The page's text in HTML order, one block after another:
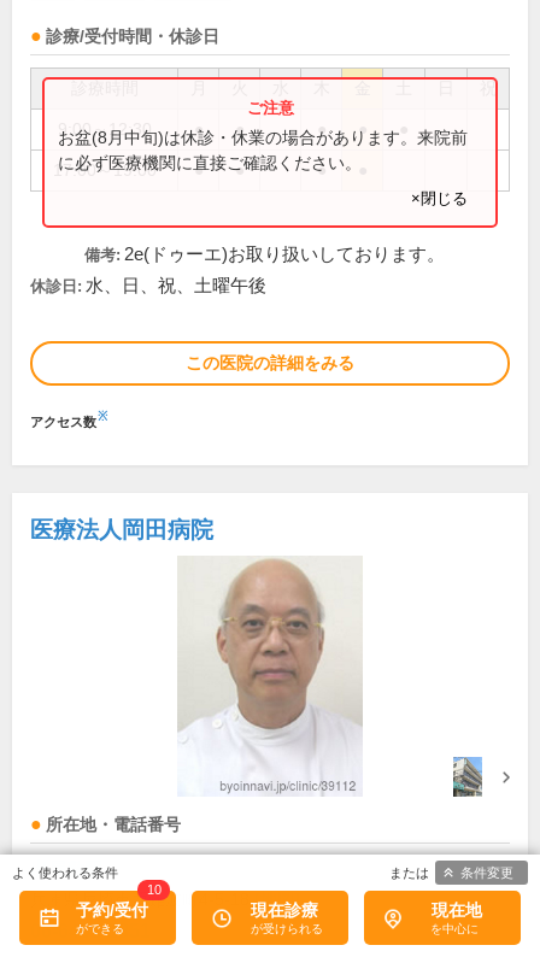
診療/受付時間・休診日
祝
9:00～12:30 ● ● ● ●
17:00～19:00 ● ● ●
お盆(8月中旬)は休診・休業の場合があります。来院前
に必ず医療機関に直接ご確認ください。
×閉じる
備考: 2e(ドゥーエ)お取り扱いしております。
休診日: 水、日、祝、土曜午後
この医院の詳細をみる
アクセス数※
医療法人岡田病院
所在地・電話番号
出屋敷駅
兵庫県尼崎市西難波町4-5-18[地図]
06-6401-1851
予約/受付
10
現在診療 現在地
条件変更